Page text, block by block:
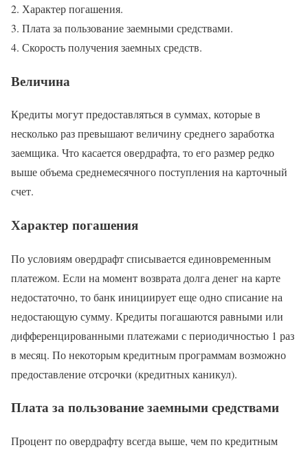
Характер погашения.
Плата за пользование заемными средствами.
Скорость получения заемных средств.
Величина
Кредиты могут предоставляться в суммах, которые в
несколько раз превышают величину среднего заработка
заемщика. Что касается овердрафта, то его размер редко
выше объема среднемесячного поступления на карточный
счет.
Характер погашения
По условиям овердрафт списывается единовременным
платежом. Если на момент возврата долга денег на карте
недостаточно, то банк инициирует еще одно списание на
недостающую сумму. Кредиты погашаются равными или
дифференцированными платежами с периодичностью 1 раз
в месяц. По некоторым кредитным программам возможно
предоставление отсрочки (кредитных каникул).
Плата за пользование заемными средствами
Процент по овердрафту всегда выше, чем по кредитным